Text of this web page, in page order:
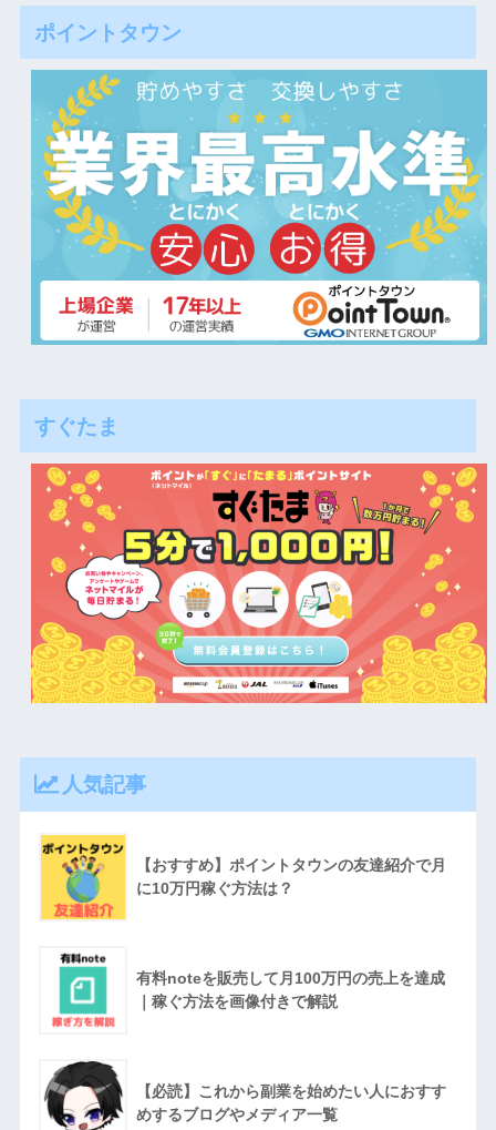
ポイントタウン
すぐたま
人気記事
【おすすめ】ポイントタウンの友達紹介で月
に10万円稼ぐ方法は？
有料noteを販売して月100万円の売上を達成
｜稼ぐ方法を画像付きで解説
【必読】これから副業を始めたい人におすす
めするブログやメディア一覧